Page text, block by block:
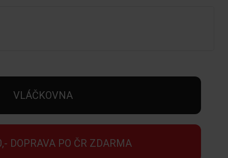
VLÁČKOVNA
DOPRAVA PO ČR ZDARMA